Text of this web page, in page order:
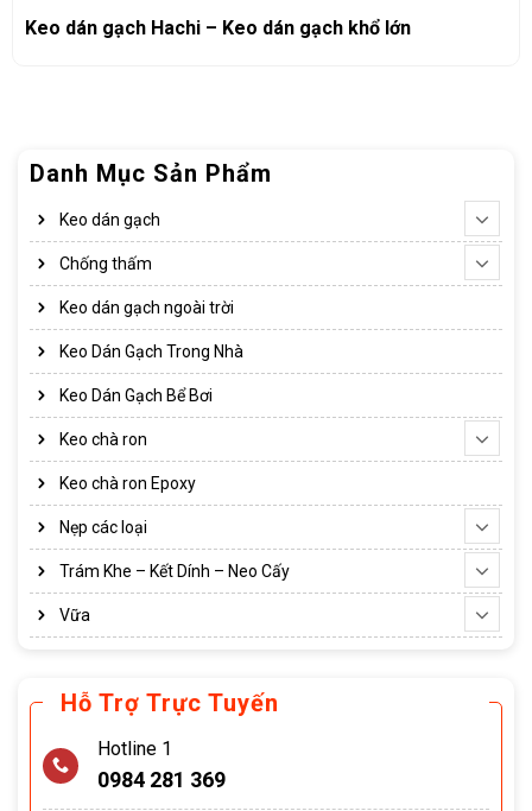
Danh Mục Sản Phẩm
Keo dán gạch
Chống thấm
Keo dán gạch ngoài trời
Keo Dán Gạch Trong Nhà
Keo Dán Gạch Bể Bơi
Keo chà ron
Keo chà ron Epoxy
Nẹp các loại
Trám Khe – Kết Dính – Neo Cấy
Vữa
Hỗ Trợ Trực Tuyến
Hotline 1
0984 281 369
Keo dán gạch Hachi – Keo dán gạch khổ lớn